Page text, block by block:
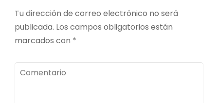
Tu dirección de correo electrónico no será
publicada. Los campos obligatorios están
marcados con *
Comentario